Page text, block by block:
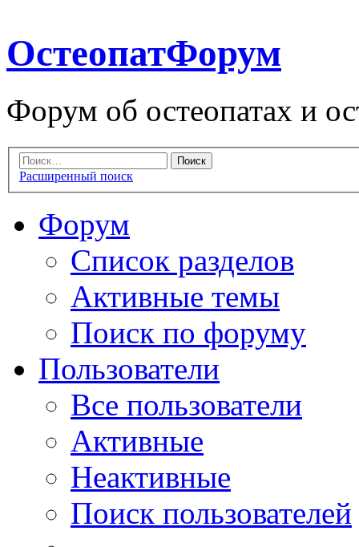
ОстеопатФорум
Форум об остеопатах и
Расширенный поиск
Форум
Список разделов
Активные темы
Поиск по форуму
Пользователи
Все пользователи
Активные
Неактивные
Поиск пользователей